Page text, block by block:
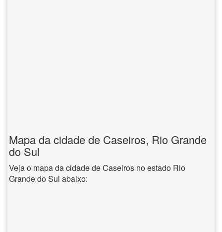
Mapa da cidade de Caseiros, Rio Grande
do Sul
Veja o mapa da cidade de Caseiros no estado Rio
Grande do Sul abaixo: